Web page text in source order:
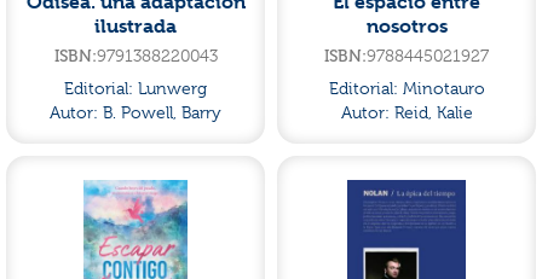
ilustrada
ISBN:9791388220043
Editorial: Lunwerg
Autor: B. Powell, Barry
nosotros
ISBN:9788445021927
Editorial: Minotauro
Autor: Reid, Kalie